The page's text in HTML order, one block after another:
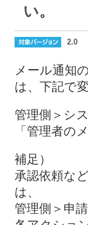
い。
2.0
メール通知
は、下記で
管理側＞シ
「管理者
補足）
承認依頼な
は、
管理側＞申